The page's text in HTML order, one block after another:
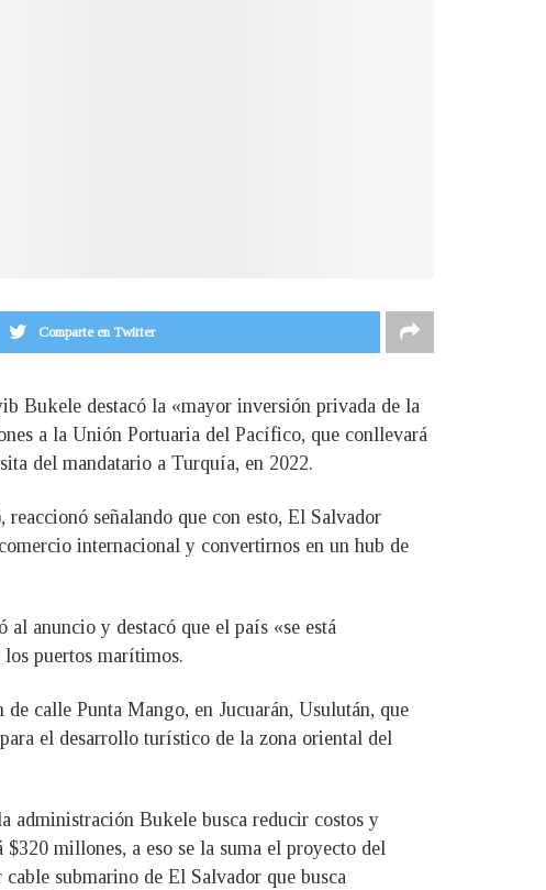
Comparte en Twitter
Bukele destacó la «mayor inversión privada de la
a la Unión Portuaria del Pacífico, que conllevará
del mandatario a Turquía, en 2022.
señalando que con esto, El Salvador
internacional y convertirnos en un hub de
anuncio y destacó que el país «se está
puertos marítimos.
calle Punta Mango, en Jucuarán, Usulután, que
el desarrollo turístico de la zona oriental del
administración Bukele busca reducir costos y
millones, a eso se la suma el proyecto del
submarino de El Salvador que busca